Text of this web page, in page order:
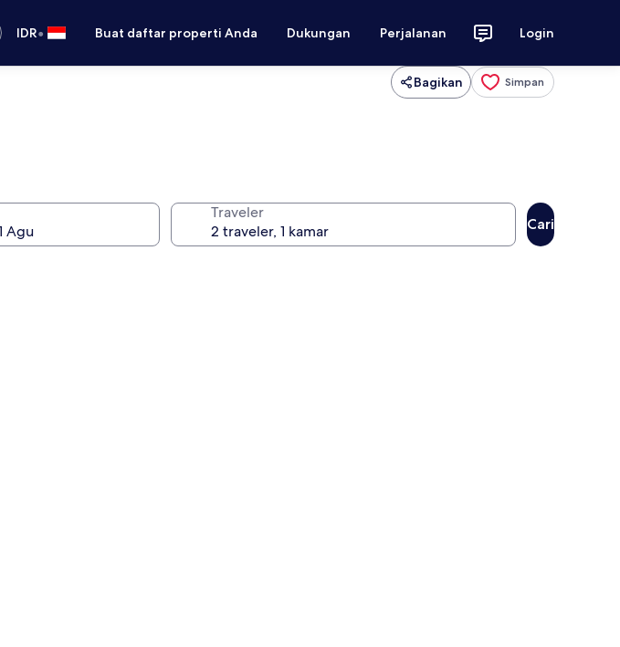
IDR• Buat daftar properti Anda Dukungan Perjalanan Login
Bagikan Simpan
Traveler
Cari